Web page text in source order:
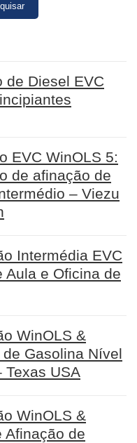
de Diesel EVC
EVC WinOLS 5:
de afinação de
– Viezu
Intermédia EVC
Aula e Oficina de
WinOLS &
Gasolina Nível
Texas USA
WinOLS &
Afinação de